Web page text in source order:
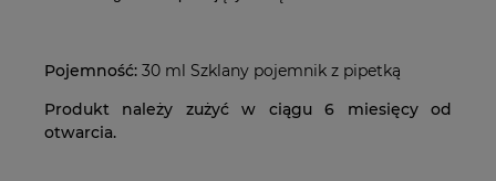
Pojemność: 30 ml Szklany pojemnik z pipetką
Produkt należy zużyć w ciągu 6 miesięcy od
otwarcia.